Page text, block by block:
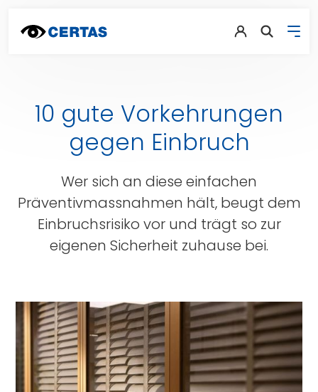
10 gute Vorkehrungen
gegen Einbruch
Wer sich an diese einfachen
Präventivmassnahmen hält, beugt dem
Einbruchsrisiko vor und trägt so zur
eigenen Sicherheit zuhause bei.